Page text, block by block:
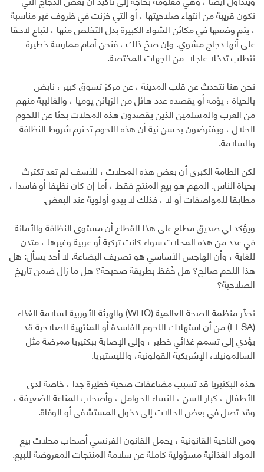
تكون قريبة من انتهاء صلاحيتها ، أو التي خزنت في ظروف غير مناسبة
، يتم وضعها في مكائن الشواء الكبيرة بدل التخلص منها ، لتباع لاحقا
على أنها دجاج مشوي. وإن صحّ ذلك ، فنحن أمام ممارسة خطيرة
تتطلب تدخلا عاجلا من الجهات المختصة.
نحن هنا نتحدث عن قلب المدينة ، عن مركز تسوق كبير ، نابض
بالحياة ، يؤمه أو يقصده عدد هائل من الزبائن يوميا ، والغالبية منهم
من العرب والمسلمين الذين يقصدون هذه المحلات بحثا عن اللحوم
الحلال ، ويفترضون بحسن نية أن هذه اللحوم تحترم شروط النظافة
والسلامة.
لكن الطامة الكبرى أن بعض هذه المحلات ، للأسف لم تعد تكترث
بحياة الناس. المهم هو بيع المنتج فقط ، أما إن كان نظيفا أو فاسدا ،
مطابقا للمواصفات أو لا ، فذلك لا يبدو أولوية عند البعض.
ويؤكد لي صديق مطلع على هذا القطاع أن مستوى النظافة والأمانة
في عدد من هذه المحلات سواء كانت تركية أو عربية وغيرها ، متدن
للغاية ، وأن الهاجس الأساسي هو تصريف البضاعة. لا أحد يسأل: هل
هذا اللحم صالح؟ هل حُفظ بطريقة صحيحة؟ هل ما زال ضمن تاريخ
الصلاحية؟
تحذّر منظمة الصحة العالمية (WHO) والهيئة الأوربية لسلامة الغذاء
(EFSA) من أن استهلاك اللحوم الفاسدة أو المنتهية الصلاحية قد
يؤدي إلى تسمم غذائي خطير ، وإلى الإصابة ببكتيريا ممرضة مثل
السالمونيلا، الإشريكية القولونية، والليستيريا.
هذه البكتيريا قد تسبب مضاعفات صحية خطيرة جدا ، خاصة لدى
الأطفال ، كبار السن ، النساء الحوامل ، وأصحاب المناعة الضعيفة ،
وقد تصل في بعض الحالات إلى دخول المستشفى أو الوفاة.
ومن الناحية القانونية ، يحمل القانون الفرنسي أصحاب محلات بيع
المواد الغذائية مسؤولية كاملة عن سلامة المنتجات المعروضة للبيع.